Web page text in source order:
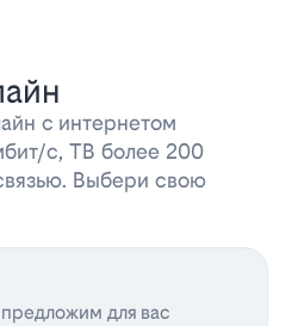
с интернетом
с, ТВ более 200
Выбери свою
для вас